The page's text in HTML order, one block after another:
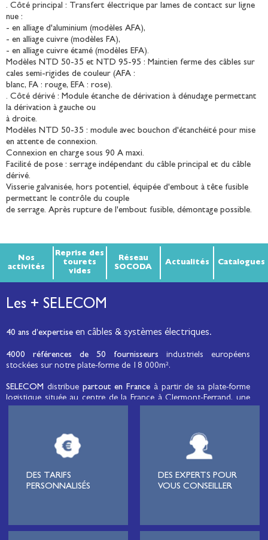
. Côté principal : Transfert électrique par lames de contact sur ligne
nue :
- en alliage d'aluminium (modèles AFA),
- en alliage cuivre (modèles FA),
- en alliage cuivre étamé (modèles EFA).
Modèles NTD 50-35 et NTD 95-95 : Maintien ferme des câbles sur
cales semi-rigides de couleur (AFA :
blanc, FA : rouge, EFA : rose).
. Côté dérivé : Module étanche de dérivation à dénudage permettant
la dérivation à gauche ou
à droite.
Modèles NTD 50-35 : module avec bouchon d'étanchéité pour mise
en attente de connexion.
Connexion en charge sous 90 A maxi.
Facilité de pose : serrage indépendant du câble principal et du câble
dérivé.
Visserie galvanisée, hors potentiel, équipée d'embout à tête fusible
permettant le contrôle du couple
de serrage. Après rupture de l'embout fusible, démontage possible.
Nos
activités
Reprise des
tourets
vides
Réseau
SOCODA
Actualités Catalogues
Les + SELECOM
40 ans d’expertise en câbles & systèmes électriques.
4000 références de 50 fournisseurs industriels européens
stockées sur notre plate-forme de 18 000m².
SELECOM distribue partout en France à partir de sa plate-forme
logistique située au centre de la France à Clermont-Ferrand, une
, de matériel
d’éclairage public et d'éco-mobilité destinée aux professionnels de
Lignard, monteur de réseaux électriques, installateur électrique,
tableautier, collectivité, municipalité, exploitation agricole,
d’électrification, site industriel, scierie, site logistique, station de
DES TARIFS
PERSONNALISÉS
DES EXPERTS POUR
VOUS CONSEILLER